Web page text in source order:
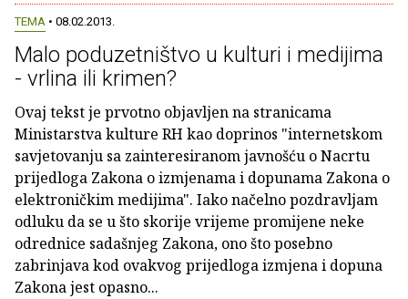
TEMA • 08.02.2013.
Malo poduzetništvo u kulturi i medijima
- vrlina ili krimen?
Ovaj tekst je prvotno objavljen na stranicama
Ministarstva kulture RH kao doprinos "internetskom
savjetovanju sa zainteresiranom javnošću o Nacrtu
prijedloga Zakona o izmjenama i dopunama Zakona o
elektroničkim medijima". Iako načelno pozdravljam
odluku da se u što skorije vrijeme promijene neke
odrednice sadašnjeg Zakona, ono što posebno
zabrinjava kod ovakvog prijedloga izmjena i dopuna
Zakona jest opasno...